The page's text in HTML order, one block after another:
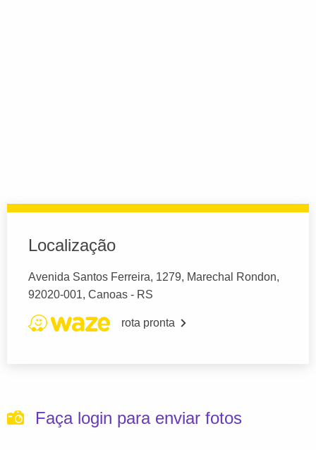
Localização
Avenida Santos Ferreira, 1279, Marechal Rondon,
92020-001, Canoas - RS
rota pronta
Faça login para enviar fotos